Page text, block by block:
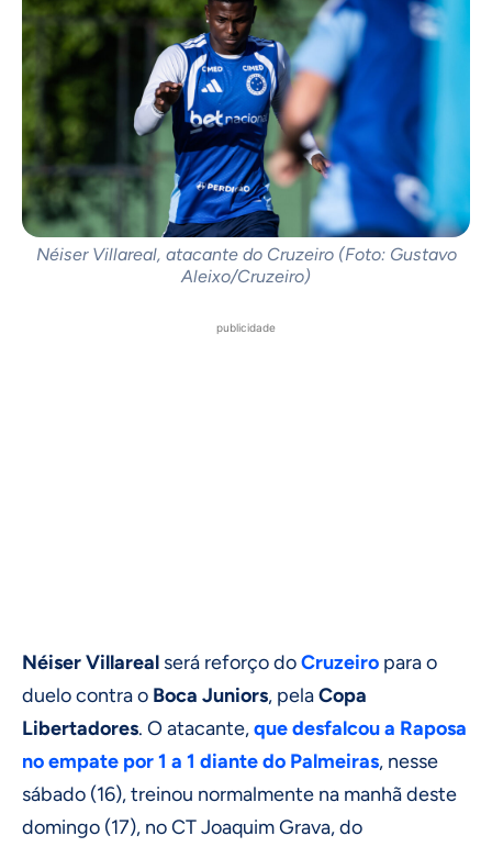
Néiser Villareal, atacante do Cruzeiro (Foto: Gustavo
Aleixo/Cruzeiro)
publicidade
Néiser Villareal será reforço doCruzeiro para o
duelo contra o Boca Juniors, pelaCopa
Libertadores. O atacante,que desfalcou a Raposa
no empate por 1 a 1 diante do Palmeiras, nesse
sábado (16), treinou normalmente na manhã deste
domingo (17), no CT Joaquim Grava, do